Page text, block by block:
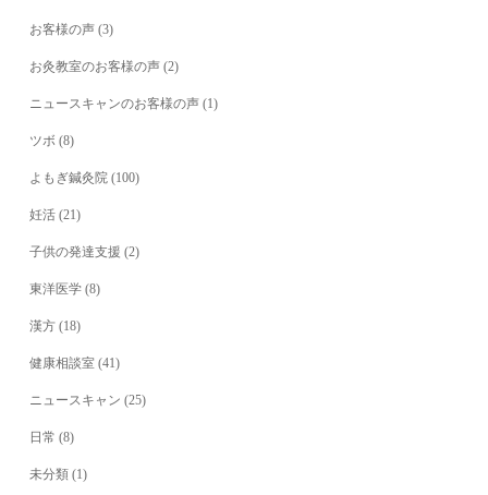
お客様の声 (3)
お灸教室のお客様の声 (2)
ニュースキャンのお客様の声 (1)
ツボ (8)
よもぎ鍼灸院 (100)
妊活 (21)
子供の発達支援 (2)
東洋医学 (8)
漢方 (18)
健康相談室 (41)
ニュースキャン (25)
日常 (8)
未分類 (1)